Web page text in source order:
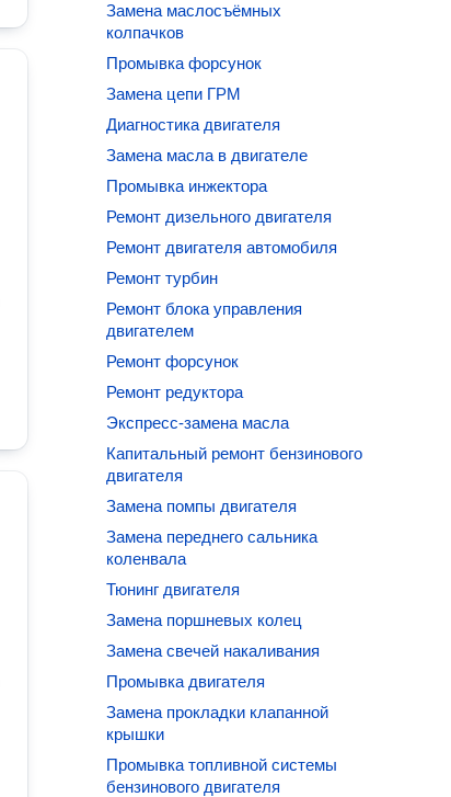
Замена маслосъёмных
колпачков
Промывка форсунок
Замена цепи ГРМ
Диагностика двигателя
Замена масла в двигателе
Промывка инжектора
Ремонт дизельного двигателя
Ремонт двигателя автомобиля
Ремонт турбин
Ремонт блока управления
двигателем
Ремонт форсунок
Ремонт редуктора
Экспресс-замена масла
Капитальный ремонт бензинового
двигателя
Замена помпы двигателя
Замена переднего сальника
коленвала
Тюнинг двигателя
Замена поршневых колец
Замена свечей накаливания
Промывка двигателя
Замена прокладки клапанной
крышки
Промывка топливной системы
бензинового двигателя